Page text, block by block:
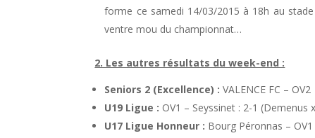
forme ce samedi 14/03/2015 à 18h au
ventre mou du championnat…
2. Les autres résultats du week-end :
Seniors 2 (Excellence) : VALENCE FC –
U19 Ligue : OV1 – Seyssinet : 2-1 (Demenus
U17 Ligue Honneur : Bourg Péronnas –